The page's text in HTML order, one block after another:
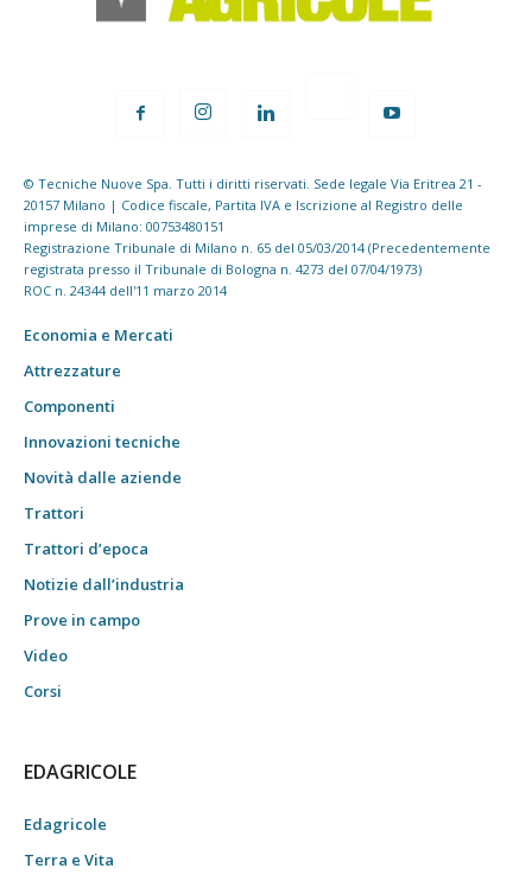
© Tecniche Nuove Spa. Tutti i diritti riservati. Sede legale Via Eritrea 21 -
20157 Milano | Codice fiscale, Partita IVA e Iscrizione al Registro delle
imprese di Milano: 00753480151
Registrazione Tribunale di Milano n. 65 del 05/03/2014 (Precedentemente
registrata presso il Tribunale di Bologna n. 4273 del 07/04/1973)
ROC n. 24344 dell'11 marzo 2014
Economia e Mercati
Attrezzature
Componenti
Innovazioni tecniche
Novità dalle aziende
Trattori
Trattori d’epoca
Notizie dall’industria
Prove in campo
Video
Corsi
EDAGRICOLE
Edagricole
Terra e Vita